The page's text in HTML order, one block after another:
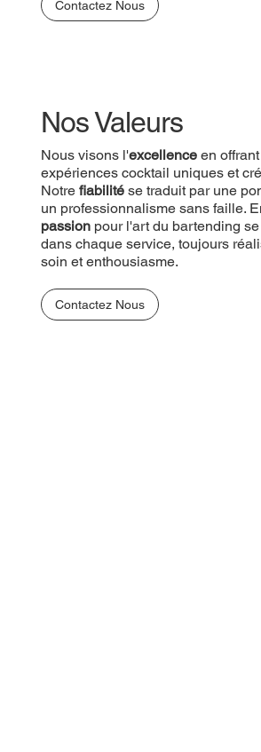
Contactez Nous
Nos Valeurs
Nous visons l'excellenceen
expériences cocktail uniques et
Notre fiabilité se traduit par une
un professionnalisme sans faille.
passionpour l'art du bartending
dans chaque service, toujours
soin et enthousiasme.
Contactez Nous